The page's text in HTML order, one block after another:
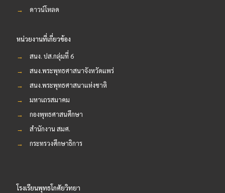
→
ดาวน์โหลด
หน่วยงานที่เกี่ยวข้อง
→
สนง. ปส.กลุ่มที่ 6
→
สนง.พระพุทธศาสนาจังหวัดแพร่
→
สนง.พระพุทธศาสนาแห่งชาติ
→
มหาเถรสมาคม
→
กองพุทธศาสนศึกษา
→
สำนักงาน สมศ.
→
กระทรวงศึกษาธิการ
โรงเรียนพุทธโกศัยวิทยา